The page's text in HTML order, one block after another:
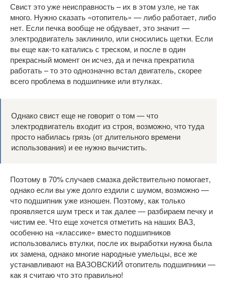
Свист это уже неисправность – их в этом узле, не так
много. Нужно сказать «отопитель» — либо работает, либо
нет. Если печка вообще не обдувает, это значит —
электродвигатель заклинило, или сносились щетки. Если
вы еще как-то катались с треском, и после в один
прекрасный момент он исчез, да и печка прекратила
работать – то это однозначно встал двигатель, скорее
всего проблема в подшипнике или втулках.
Однако свист еще не говорит о том — что
электродвигатель входит из строя, возможно, что туда
просто набилась грязь (от длительного времени
использования) и ее нужно вычистить.
Поэтому в 70% случаев смазка действительно помогает,
однако если вы уже долго ездили с шумом, возможно —
что подшипник уже изношен. Поэтому, как только
проявляется шум треск и так далее — разбираем печку и
чистим ее. Что еще хочется отметить на наших ВАЗ,
особенно на «классике» вместо подшипников
использовались втулки, после их выработки нужна была
их замена, однако многие народные умельцы, все же
устанавливают на ВАЗОВСКИЙ отопитель подшипники —
как я считаю что это правильно!